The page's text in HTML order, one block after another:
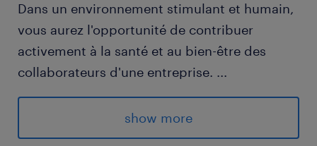
Dans un environnement stimulant et humain,
vous aurez l'opportunité de contribuer
activement à la santé et au bien-être des
collaborateurs d'une entreprise. ...
- Assurer les soins infirmiers de base et
d'urgence auprès des membres de l'équipe
show more